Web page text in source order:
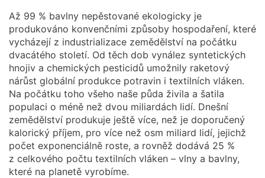
Až 99 % bavlny nepěstované ekologicky je
produkováno konvenčními způsoby hospodaření, které
vycházejí z industrializace zemědělství na počátku
dvacátého století. Od těch dob vynález syntetických
hnojiv a chemických pesticidů umožnily raketový
nárůst globální produkce potravin i textilních vláken.
Na počátku toho všeho naše půda živila a šatila
populaci o méně než dvou miliardách lidí. Dnešní
zemědělství produkuje ještě více, než je doporučený
kalorický příjem, pro více než osm miliard lidí, jejichž
počet exponenciálně roste, a rovněž dodává 25 %
z celkového počtu textilních vláken – vlny a bavlny,
které na planetě vyrobíme.